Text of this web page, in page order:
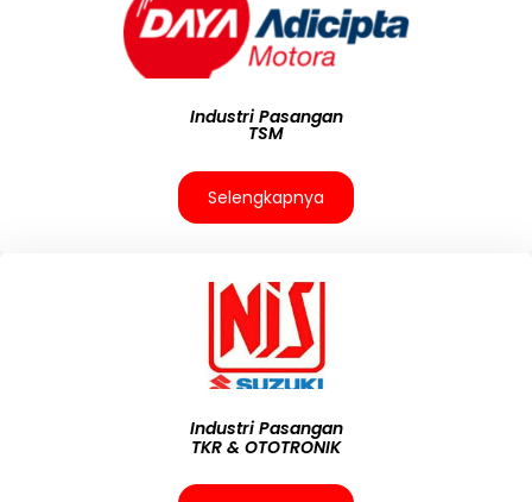
Industri Pasangan
TSM
Selengkapnya
Industri Pasangan
TKR & OTOTRONIK